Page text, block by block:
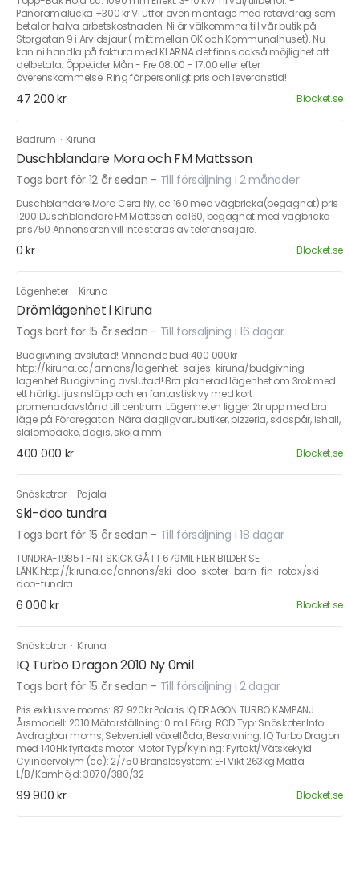
Panoramalucka +300 kr Vi utför även montage med rotavdrag som
betalar halva arbetskostnaden. Ni är välkommna till vår butik på
Storgatan 9 i Arvidsjaur ( mitt mellan OK och Kommunalhuset). Nu
kan ni handla på faktura med KLARNA det finns också möjlighet att
delbetala. Öppetider Mån - Fre 08.00 - 17.00 eller efter
överenskommelse. Ring för personligt pris och leveranstid!
47 200 kr Blocket.se
Badrum · Kiruna
Duschblandare Mora och FM Mattsson
Togs bort för 12 år sedan - Till försäljning i 2 månader
Duschblandare Mora Cera Ny, cc 160 med vägbricka(begagnat) pris
1200 Duschblandare FM Mattsson cc160, begagnat med vägbricka
pris750 Annonsören vill inte störas av telefonsäljare.
0 kr Blocket.se
Lägenheter · Kiruna
Drömlägenhet i Kiruna
Togs bort för 15 år sedan - Till försäljning i 16 dagar
Budgivning avslutad! Vinnande bud 400 000kr
http://kiruna.cc/annons/lagenhet-saljes-kiruna/budgivning-
lagenhet Budgivning avslutad! Bra planerad lägenhet om 3rok med
ett härligt ljusinsläpp och en fantastisk vy med kort
promenadavstånd till centrum. Lägenheten ligger 2tr upp med bra
läge på Föraregatan. Nära dagligvarubutiker, pizzeria, skidspår, ishall,
slalombacke, dagis, skola mm.
400 000 kr Blocket.se
Snöskotrar · Pajala
Ski-doo tundra
Togs bort för 15 år sedan - Till försäljning i 18 dagar
TUNDRA-1985 I FINT SKICK GÅTT 679MIL FLER BILDER SE
LÄNK.http://kiruna.cc/annons/ski-doo-skoter-barn-fin-rotax/ski-
doo-tundra
6 000 kr Blocket.se
Snöskotrar · Kiruna
IQ Turbo Dragon 2010 Ny 0mil
Togs bort för 15 år sedan - Till försäljning i 2 dagar
Pris exklusive moms: 87 920kr Polaris IQ DRAGON TURBO KAMPANJ
Årsmodell: 2010 Mätarställning: 0 mil Färg: RÖD Typ: Snöskoter Info:
Avdragbar moms, Sekventiell växellåda, Beskrivning: IQ Turbo Dragon
med 140Hk fyrtakts motor. Motor Typ/Kylning: Fyrtakt/Vätskekyld
Cylindervolym (cc): 2/750 Bränslesystem: EFI Vikt 263kg Matta
L/B/Kamhöjd: 3070/380/32
99 900 kr Blocket.se